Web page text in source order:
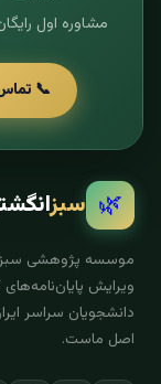
مشاوره اول
📞
🌿 سبز
ویرایش پایان‌نامه‌های
دانشجویان سراسر
اصل ماست.